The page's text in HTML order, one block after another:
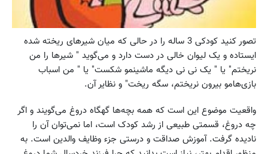
تصور کنید کودکی 3 ساله را در حالی که میان شیرهای ریخته شده
ایستاده و یک لیوان خالی در دست دارد و می‌گوید " شیرها را من
نریختم" یا " یک نی نی دیگه ماشینمو شکست" یا " من اسباب
بازی‌هامو بیرون نریختم، سگه ریخت" و نظایر آن.
واقعیت موضوع این است که همه بچه‌ها گهگاه دروغ می‌گویند و اگر
چه دروغ، قسمتی طبیعی از رشد کودک است، اما نمی‌توان آن را
نادیده گرفت. آموزش صداقت و درستی جزء وظایف والدین است. به